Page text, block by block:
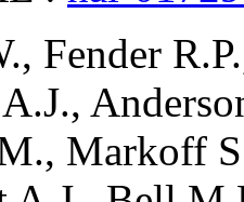
, Fender R.P.
A.J.,
, Markoff